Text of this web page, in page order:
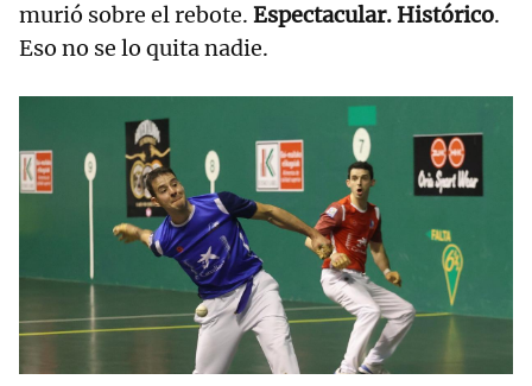
murió sobre el rebote. Espectacular. Histórico.
Eso no se lo quita nadie.